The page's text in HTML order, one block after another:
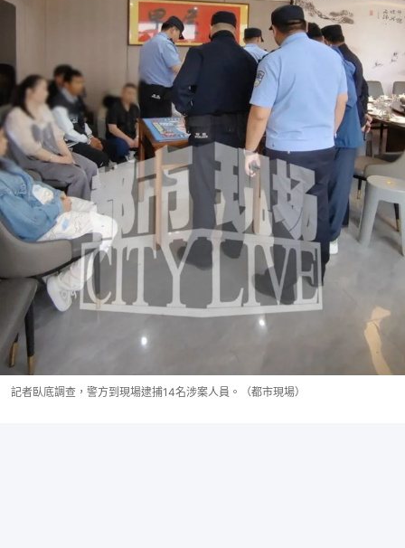
記者臥底調查，警方到現場逮捕14名涉案人員。（都市現場）